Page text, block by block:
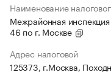
Наименование
Межрайонная
46 по г. Москве
Адрес налоговой
125373, г.Москва,